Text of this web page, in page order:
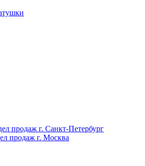
продаж г. Санкт-Петербург
продаж г. Москва